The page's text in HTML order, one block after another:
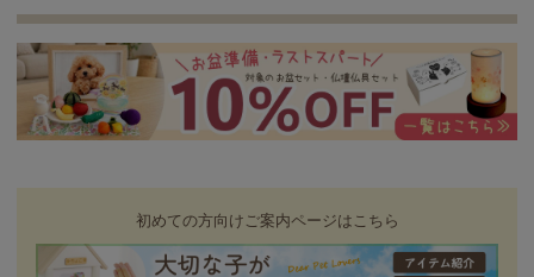
初めての方向けご案内ページはこちら